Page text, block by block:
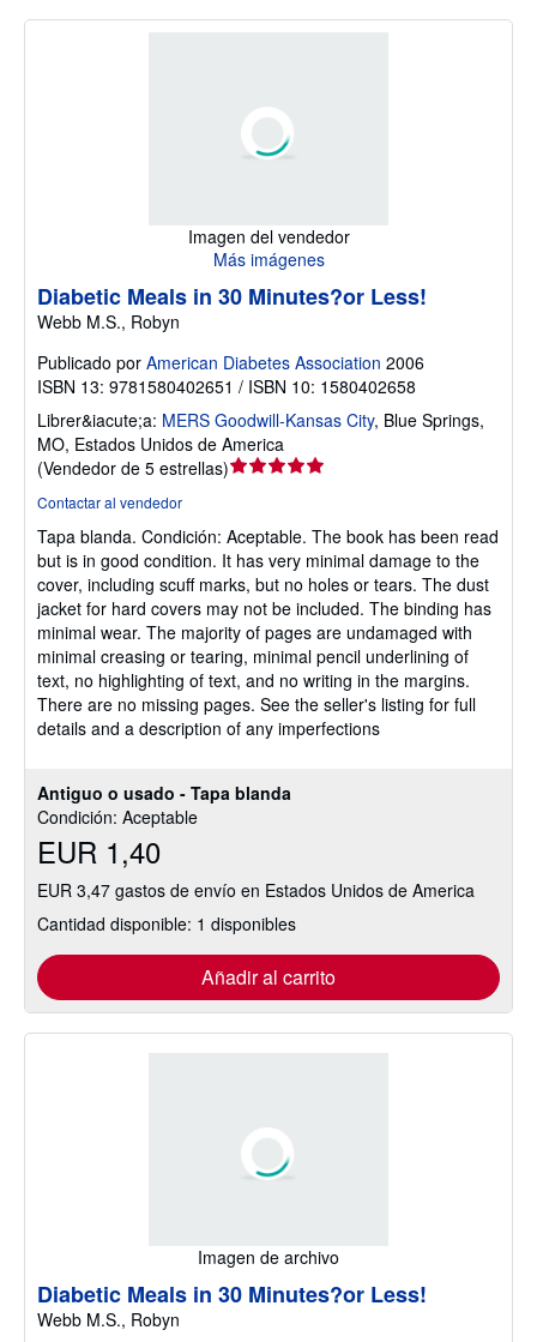
Imagen del vendedor
Más imágenes
Antiguo o usado - Tapa blanda
Condición: Aceptable
EUR 1,40
EUR 3,47 gastos de envío en Estados Unidos de America
Cantidad disponible: 1 disponibles
Añadir al carrito
Diabetic Meals in 30 Minutes?or Less!
Webb M.S., Robyn
Publicado por American Diabetes Association 2006
ISBN 13: 9781580402651 / ISBN 10: 1580402658
Librer&iacute;a: MERS Goodwill-Kansas City, Blue Springs,
MO, Estados Unidos de America
(Vendedor de 5 estrellas)Calificación
5
de
5
estrellas
Contactar al vendedor
Tapa blanda. Condición: Aceptable. The book has been read
but is in good condition. It has very minimal damage to the
cover, including scuff marks, but no holes or tears. The dust
jacket for hard covers may not be included. The binding has
minimal wear. The majority of pages are undamaged with
minimal creasing or tearing, minimal pencil underlining of
text, no highlighting of text, and no writing in the margins.
There are no missing pages. See the seller's listing for full
details and a description of any imperfections
Imagen de archivo
Diabetic Meals in 30 Minutes?or Less!
Webb M.S., Robyn